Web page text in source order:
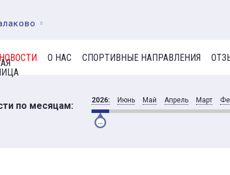
О НАС СПОРТИВНЫЕ НАПРАВЛЕНИЯ
по месяцам: 2026: Июнь Май Апрель Март